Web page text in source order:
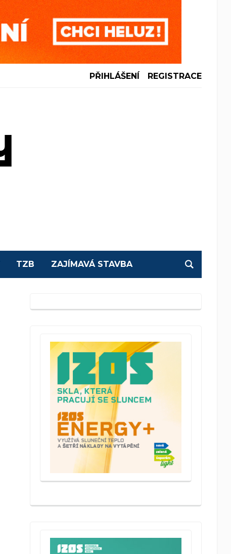
PŘIHLÁŠENÍ REGISTRACE
TZB ZAJÍMAVÁ STAVBA